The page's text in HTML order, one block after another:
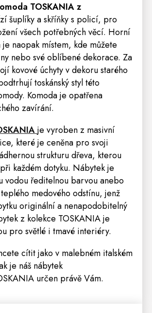
TOSKANIA z
šuplíky a skříňky s policí, pro
všech potřebných věcí. Horní
je naopak místem, kde můžete
nebo své oblíbené dekorace. Za
kovové úchyty v dekoru starého
toskánský styl této
Komoda je opatřena
zavírání.
je vyroben z masivní
které je ceněna pro svoji
strukturu dřeva, kterou
každém dotyku. Nábytek je
vodou ředitelnou barvou anebo
medového odstínu, jenž
originální a nenapodobitelný
z kolekce TOSKANIA je
pro světlé i tmavé interiéry.
cítit jako v malebném italském
je náš nábytek
určen právě Vám.